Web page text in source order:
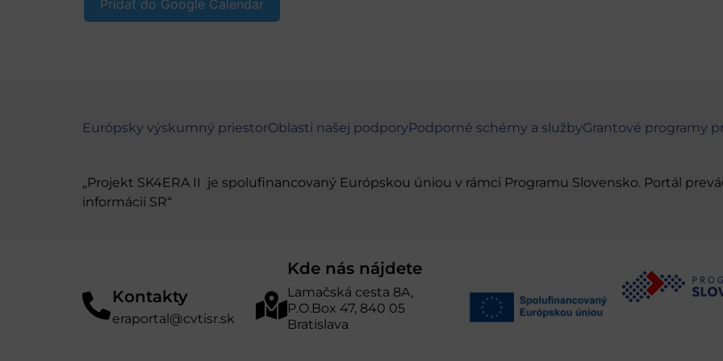
Pridať do Google Calendar
Európsky výskumný priestorOblasti našej podporyPodporné schémy a službyGrantové programy
„Projekt SK4ERA II je spolufinancovaný Európskou úniou v rámci Programu Slovensko. Portál
informácií SR“
Kontakty
eraportal@cvtisr.sk
Kde nás nájdete
Lamačská cesta 8A,
P.O.Box 47, 840 05
Bratislava